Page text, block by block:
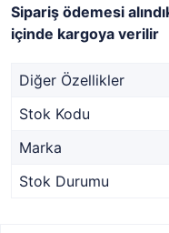
Sipariş ödemesi
içinde kargoya verilir
Diğer Özellikler
Stok Kodu
Marka
Stok Durumu